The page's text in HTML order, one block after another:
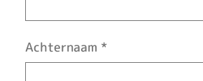
n
Achternaam *